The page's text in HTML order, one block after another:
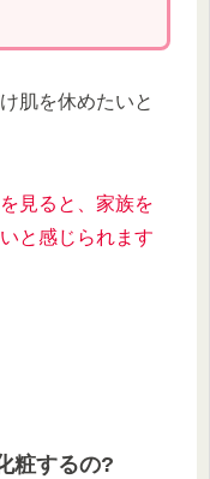
肌を休めたいと
見ると
、家族を
と感じられます
粧するの?